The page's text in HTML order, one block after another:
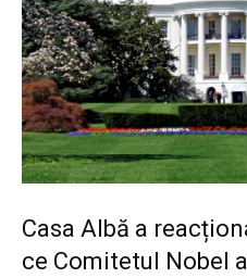
Casa Albă a
ce Comitetul Nobel